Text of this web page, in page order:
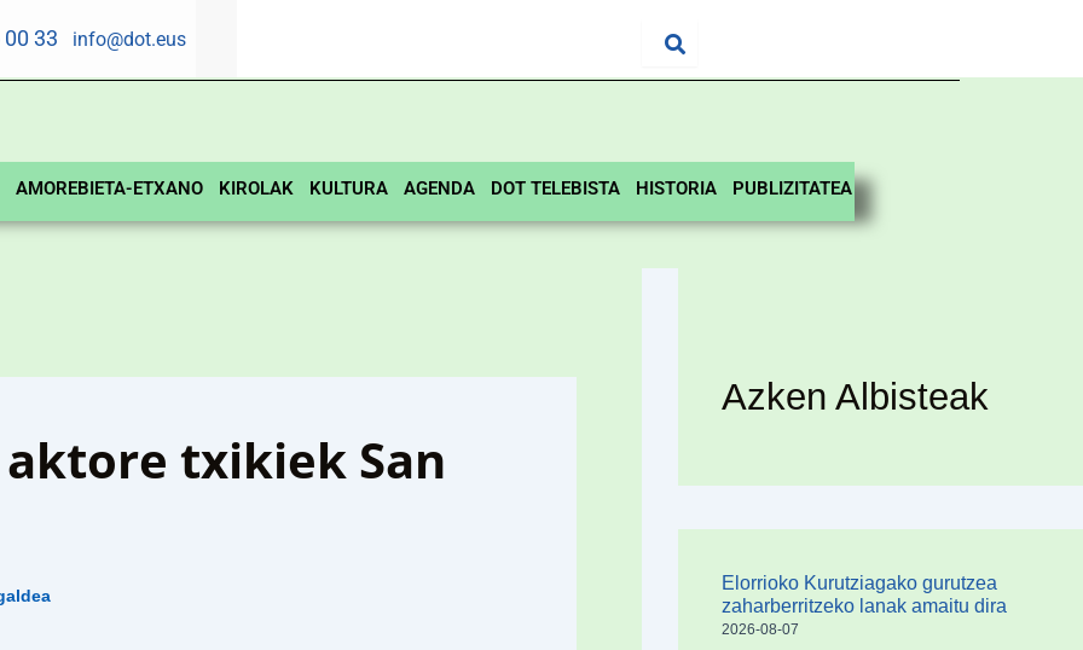
00 33 info@dot.eus
AMOREBIETA-ETXANO KIROLAK KULTURA AGENDA DOT TELEBISTA HISTORIA PUBLIZITATEA
txikiek San
Azken Albisteak
Elorrioko Kurutziagako gurutzea
zaharberritzeko lanak amaitu dira
2026-08-07